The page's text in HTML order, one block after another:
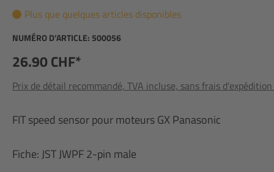
Plus que quelques articles disponibles
NUMÉRO D’ARTICLE: 500056
26.90 CHF*
Prix de détail recommandé, TVA incluse, sans frais
FIT speed sensor pour moteurs GX Panasonic
Fiche: JST JWPF 2-pin male